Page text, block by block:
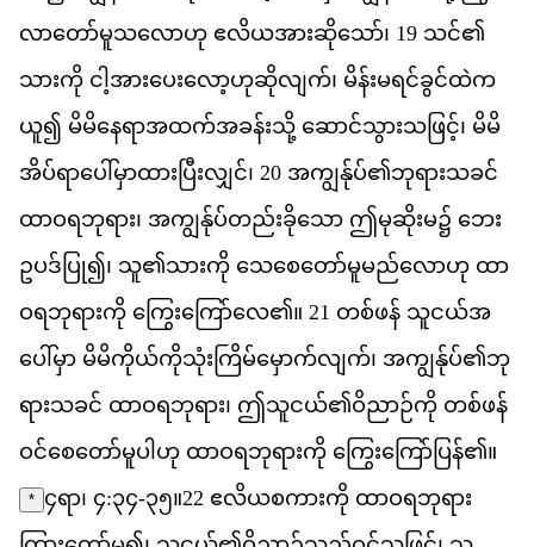
လတမသလဟ ဧလယအဆသော်၊ 19 သင်၏​
သက င အပလဟဆလက်၊ မနမရငခငထက
ယူ၍ မမနရအထကအခနသ ဆငသသ ဖင့်၊ မမ
အပရပ မထ ပလင်၊ 20 အကနပ်၏​ဘရသခင
ထဝရဘရား၊ အကနပတညခသ ဤမဆမ၌ ဘ
ဥပဒ ပြု၍၊ သူ၏​သက သစတမမညလဟ ထ
ဝရဘရက ကကလေ၏။ 21 တစဖန သငယအ
ပ မ မမကယကသ ကမမကလက်၊ အကနပ်၏​ဘ
ရသခင ထဝရဘရား၊ ဤသငယ်၏​ဝညဉက တစဖန
ဝငစတမပ ဟ ထဝရဘရက ကက ပန်၏။
* ၄​ရာ၊ ၄:၃၄-၃၅။22 ဧလယစကက ထဝရဘရ